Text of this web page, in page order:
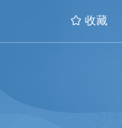
 收藏